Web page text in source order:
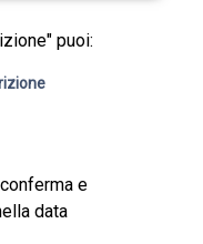
puoi:
e
data